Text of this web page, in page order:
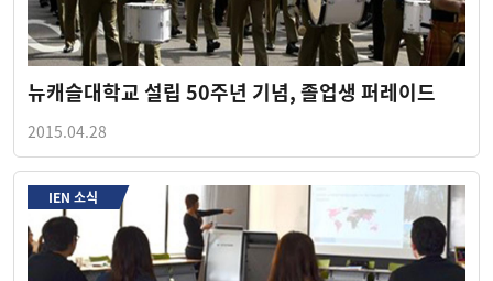
뉴캐슬대학교 설립 50주년 기념, 졸업생 퍼레이드
2015.04.28
IEN 소식